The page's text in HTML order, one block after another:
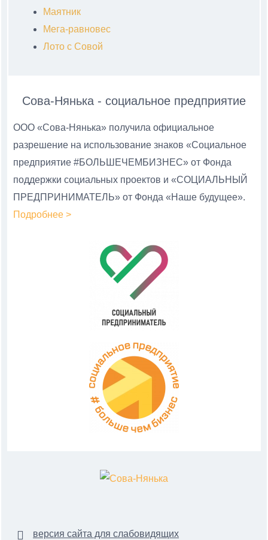
Маятник
Мега-равновес
Лото с Совой
Сова-Нянька - социальное предприятие
ООО «Сова-Нянька» получила официальное
разрешение на использование знаков «Социальное
предприятие #БОЛЬШЕЧЕМБИЗНЕС» от Фонда
поддержки социальных проектов и «СОЦИАЛЬНЫЙ
ПРЕДПРИНИМАТЕЛЬ» от Фонда «Наше будущее».
Подробнее >
версия сайта для слабовидящих